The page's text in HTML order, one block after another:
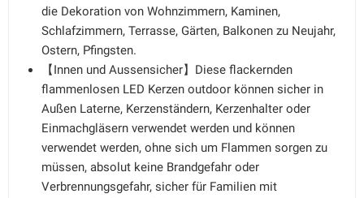
die Dekoration von Wohnzimmern, Kaminen,
Schlafzimmern, Terrasse, Gärten, Balkonen zu Neujahr,
Ostern, Pfingsten.
【Innen und Aussensicher】Diese flackernden
flammenlosen LED Kerzen outdoor können sicher in
Außen Laterne, Kerzenständern, Kerzenhalter oder
Einmachgläsern verwendet werden und können
verwendet werden, ohne sich um Flammen sorgen zu
müssen, absolut keine Brandgefahr oder
Verbrennungsgefahr, sicher für Familien mit